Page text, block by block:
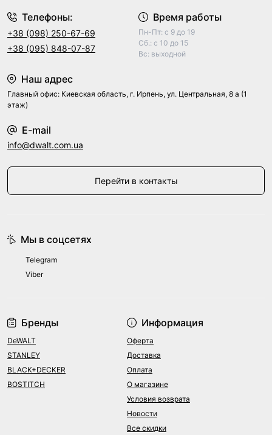
Телефоны:
+38 (098) 250-67-69
+38 (095) 848-07-87
Время работы
Пн-Пт: с 9 до 19
Сб.: с 10 до 15
Вс: выходной
Наш адрес
Главный офис: Киевская область, г. Ирпень, ул. Центральная, 8 а (1
этаж)
E-mail
info@dwalt.com.ua
Перейти в контакты
Бренды
DeWALT
STANLEY
BLACK+DECKER
BOSTITCH
Информация
Оферта
Доставка
Оплата
О магазине
Условия возврата
Новости
Все скидки
Мы в соцсетях
Telegram
Viber